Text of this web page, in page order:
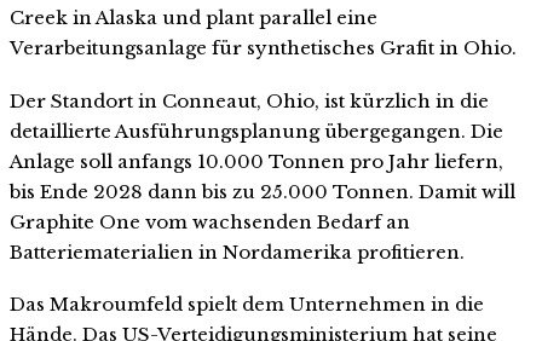
Creek in Alaska und plant parallel eine
Verarbeitungsanlage für synthetisches Grafit in Ohio.
Der Standort in Conneaut, Ohio, ist kürzlich in die
detaillierte Ausführungsplanung übergegangen. Die
Anlage soll anfangs 10.000 Tonnen pro Jahr liefern,
bis Ende 2028 dann bis zu 25.000 Tonnen. Damit will
Graphite One vom wachsenden Bedarf an
Batteriematerialien in Nordamerika profitieren.
Das Makroumfeld spielt dem Unternehmen in die
Hände. Das US-Verteidigungsministerium hat seine